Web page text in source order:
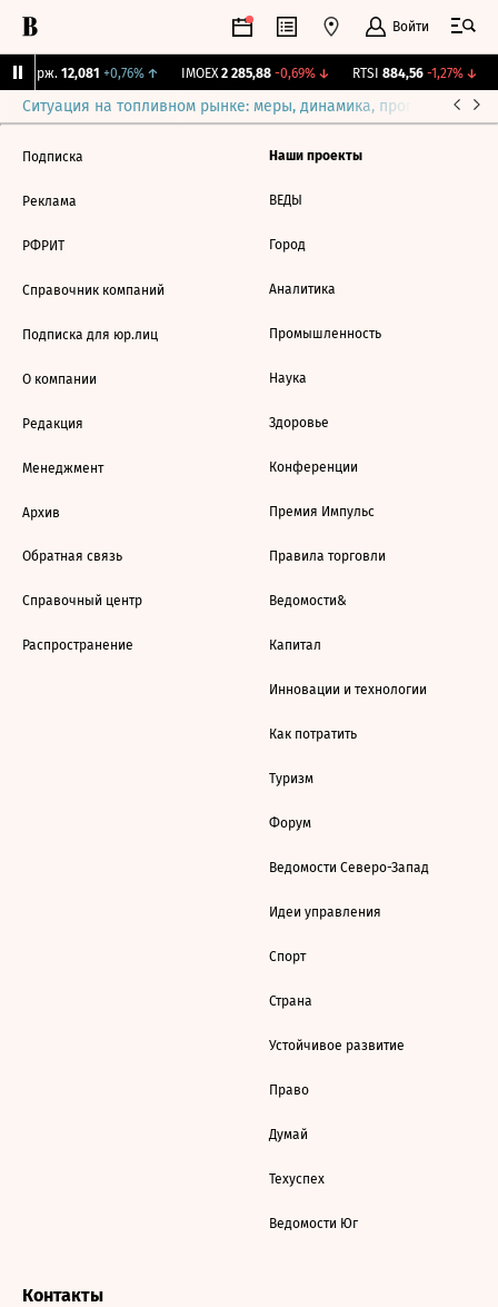
Войти
Бирж. 12,081 +0,76%↑ IMOEX 2 285,88 -0,69%↓ RTSI 884,56 -1,27%↓
Ситуация на топливном рынке: меры, динамика, прогнозы
Подписка
Реклама
РФРИТ
Справочник компаний
Подписка для юр.лиц
О компании
Редакция
Менеджмент
Архив
Обратная связь
Справочный центр
Распространение
Наши проекты
ВЕДЫ
Город
Аналитика
Промышленность
Наука
Здоровье
Конференции
Премия Импульс
Правила торговли
Ведомости&
Капитал
Инновации и технологии
Как потратить
Туризм
Форум
Ведомости Северо-Запад
Идеи управления
Спорт
Страна
Устойчивое развитие
Право
Думай
Техуспех
Ведомости Юг
Контакты